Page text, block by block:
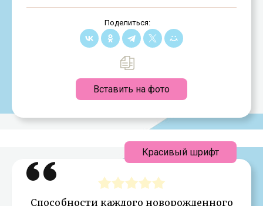
Поделиться:
Вставить на фото
Способности каждого новорожденного
Красивый шрифт